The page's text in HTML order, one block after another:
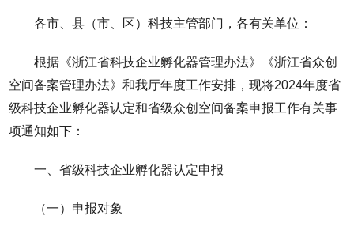
各市、县（市、区）科技主管部门，各有关单位：
根据《浙江省科技企业孵化器管理办法》《浙江省众创
空间备案管理办法》和我厅年度工作安排，现将2024年度省
级科技企业孵化器认定和省级众创空间备案申报工作有关事
项通知如下：
一、省级科技企业孵化器认定申报
（一）申报对象